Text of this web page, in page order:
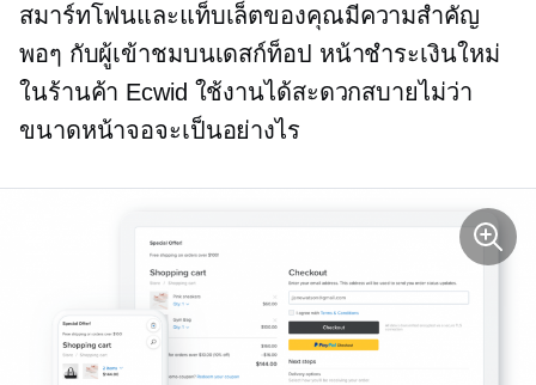
สมาร์ทโฟนและแท็บเล็ตของคุณมีความสำคัญ
พอๆ กับผู้เข้าชมบนเดสก์ท็อป หน้าชำระเงินใหม่
ในร้านค้า Ecwid ใช้งานได้สะดวกสบายไม่ว่า
ขนาดหน้าจอจะเป็นอย่างไร